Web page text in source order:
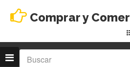
Comprar y Comer